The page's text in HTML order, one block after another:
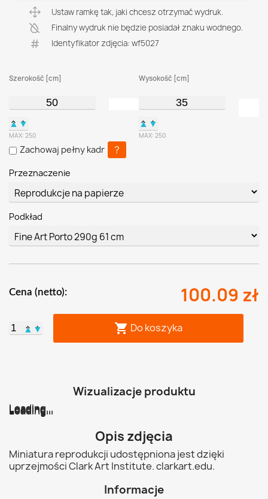
Ustaw ramkę tak, jaki chcesz otrzymać wydruk.
Finalny wydruk nie będzie posiadał znaku wodnego.
Identyfikator zdjęcia: wf5027
Szerokość [cm]
▲ ▼
MAX: 250
Wysokość [cm]
▲ ▼
MAX: 250
Zachowaj pełny kadr ?
Przeznaczenie
Podkład
Cena (netto): 100.09 zł
▲ ▼  Do koszyka
Wizualizacje produktu
Loading...
Loading...
Loading...
Loading...
Loading...
Loading...
Opis zdjęcia
Miniatura reprodukcji udostępniona jest dzięki
uprzejmości Clark Art Institute. clarkart.edu.
Informacje